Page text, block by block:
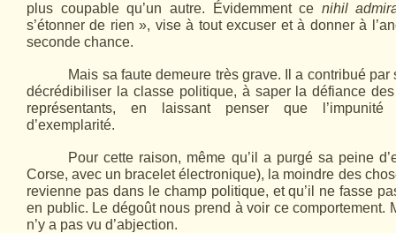
plus coupable qu’un autre. Évidemment ce nihil
s’étonner de rien », vise à tout excuser et à donner à
seconde chance.
Mais sa faute demeure très grave. Il a contribué par
décrédibiliser la classe politique, à saper la défiance
représentants, en laissant penser que l’impunité
d’exemplarité.
Pour cette raison, même qu’il a purgé sa peine
Corse, avec un bracelet électronique), la moindre des
revienne pas dans le champ politique, et qu’il ne fasse
en public. Le dégoût nous prend à voir ce comportement.
n’y a pas vu d’abjection.